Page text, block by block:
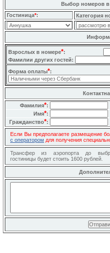
Выбор номеров в
Гостиница*: Категория
Взрослых в номере*:
Фамилии других гостей:
Форма оплаты*:
Фамилия*:
Имя*:
Гражданство*:
Если Вы предполагаете размещение
с оператором для получения
Трансфер из аэропорта до
гостиницы будет стоить 1600 рублей.